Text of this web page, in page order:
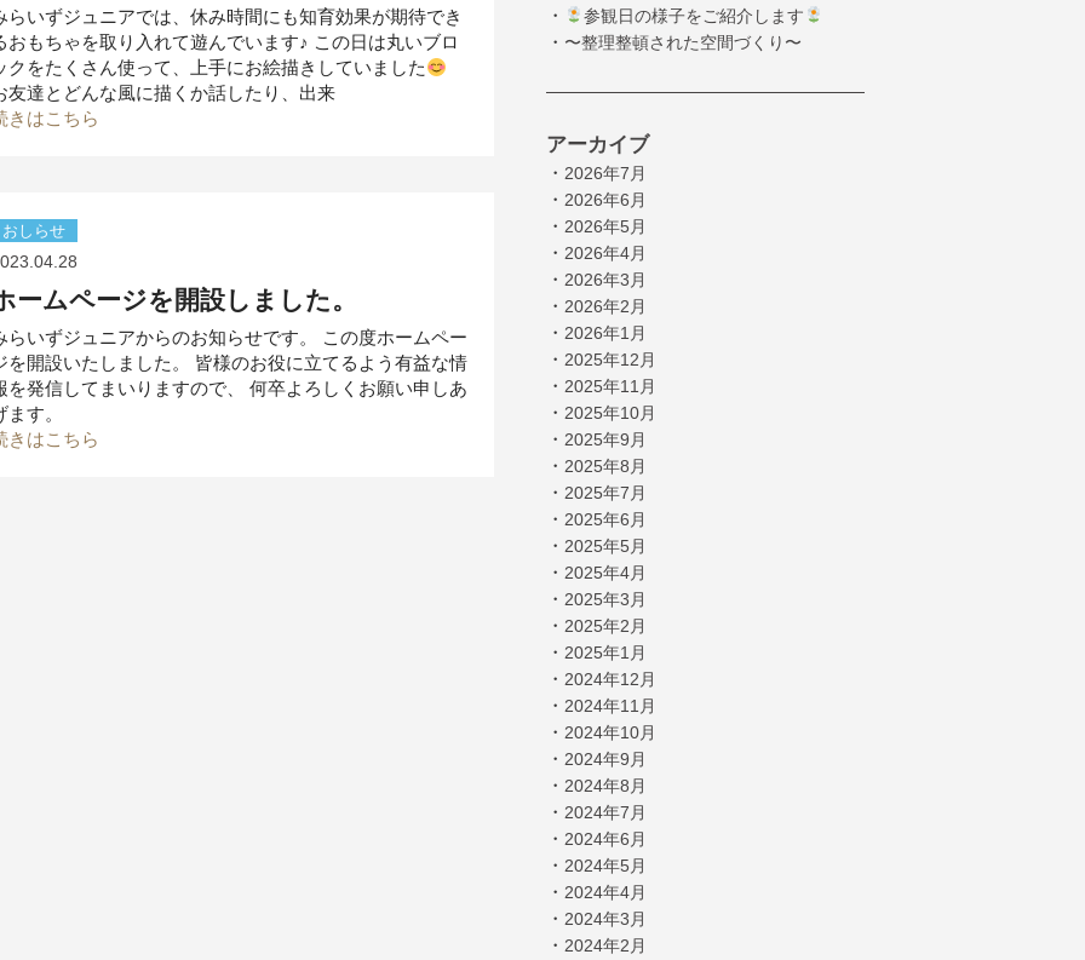
らいずジュニアでは、休み時間にも知育効果が期待でき
おもちゃを取り入れて遊んでいます♪ この日は丸いブロ
クをたくさん使って、上手にお絵描きしていました
友達とどんな風に描くか話したり、出来
きはこちら
おしらせ
ームページを開設しました。
らいずジュニアからのお知らせです。 この度ホームペー
を開設いたしました。 皆様のお役に立てるよう有益な情
を発信してまいりますので、 何卒よろしくお願い申しあ
ます。
きはこちら
・ 参観日の様子をご紹介します
・ 〜整理整頓された空間づくり〜
アーカイブ
・ 2026年7月
・ 2026年6月
・ 2026年5月
・ 2026年4月
・ 2026年3月
・ 2026年2月
・ 2026年1月
・ 2025年12月
・ 2025年11月
・ 2025年10月
・ 2025年9月
・ 2025年8月
・ 2025年7月
・ 2025年6月
・ 2025年5月
・ 2025年4月
・ 2025年3月
・ 2025年2月
・ 2025年1月
・ 2024年12月
・ 2024年11月
・ 2024年10月
・ 2024年9月
・ 2024年8月
・ 2024年7月
・ 2024年6月
・ 2024年5月
・ 2024年4月
・ 2024年3月
・ 2024年2月